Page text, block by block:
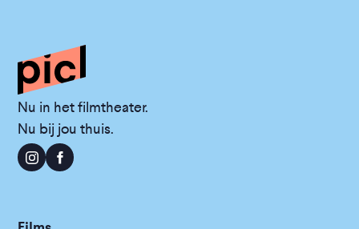
Nu in het filmtheater.
Nu bij jou thuis.